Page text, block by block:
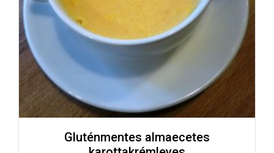
Gluténmentes almaecetes